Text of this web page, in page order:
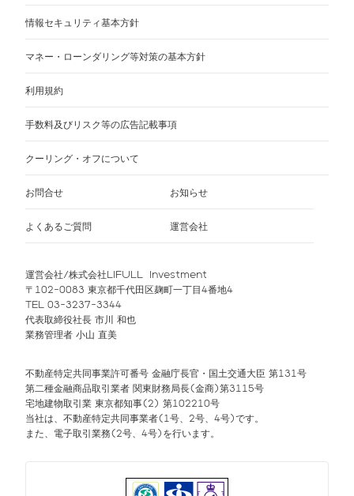
情報セキュリティ基本方針
マネー・ローンダリング等対策の基本方針
利用規約
手数料及びリスク等の広告記載事項
クーリング・オフについて
お問合せ お知らせ
よくあるご質問 運営会社
運営会社/株式会社LIFULL Investment
〒102-0083 東京都千代田区麹町一丁目4番地4
TEL 03-3237-3344
代表取締役社長 市川 和也
業務管理者 小山 直美
不動産特定共同事業許可番号 金融庁長官・国土交通大臣 第131号
第二種金融商品取引業者 関東財務局長(金商)第3115号
宅地建物取引業 東京都知事(2) 第102210号
当社は、不動産特定共同事業者(1号、2号、4号)です。
また、電子取引業務(2号、4号)を行います。